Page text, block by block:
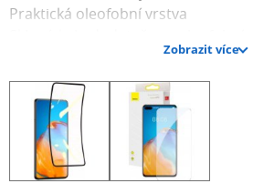
Praktická oleofobní vrstva
obrazovce nezůstávají otisky prstů a
To nejen
usnadňuje udržování čistoty, ale
používání - čistá
obrazovka zajišťuje okamžitou
Zobrazit více